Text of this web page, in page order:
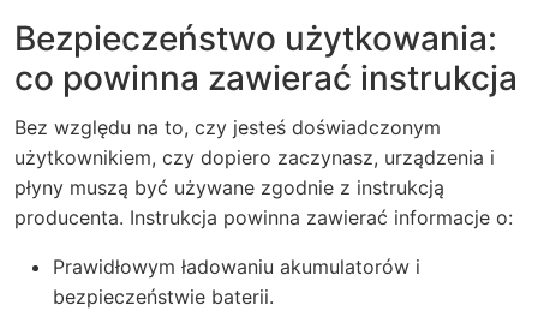
Bezpieczeństwo użytkowania:
co powinna zawierać instrukcja
Bez względu na to, czy jesteś doświadczonym
użytkownikiem, czy dopiero zaczynasz, urządzenia i
płyny muszą być używane zgodnie z instrukcją
producenta. Instrukcja powinna zawierać informacje o:
Prawidłowym ładowaniu akumulatorów i
bezpieczeństwie baterii.